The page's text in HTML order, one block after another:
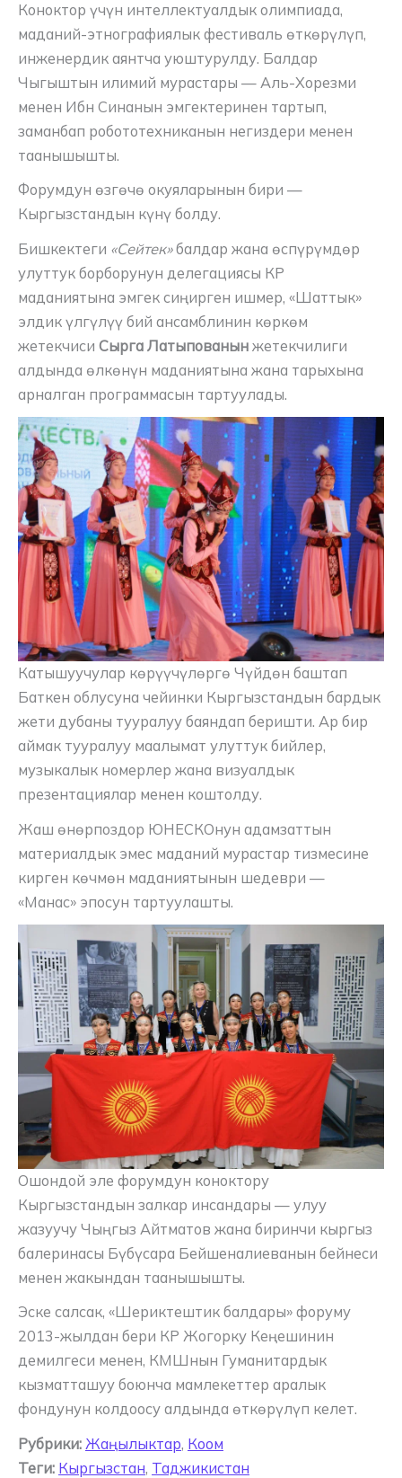
Коноктор үчүн интеллектуалдык олимпиада,
маданий-этнографиялык фестиваль өткөрүлүп,
инженердик аянтча уюштурулду. Балдар
Чыгыштын илимий мурастары — Аль-Хорезми
менен Ибн Синанын эмгектеринен тартып,
заманбап робототехниканын негиздери менен
таанышышты.
Форумдун өзгөчө окуяларынын бири —
Кыргызстандын күнү болду.
Бишкектеги «Сейтек»балдар жана өспүрүмдөр
улуттук борборунун делегациясы КР
маданиятына эмгек сиңирген ишмер, «Шаттык»
элдик үлгүлүү бий ансамблинин көркөм
жетекчиси Сырга Латыпованын жетекчилиги
алдында өлкөнүн маданиятына жана тарыхына
арналган программасын тартуулады.
Катышуучулар көрүүчүлөргө Чүйдөн баштап
Баткен облусуна чейинки Кыргызстандын бардык
жети дубаны тууралуу баяндап беришти. Ар бир
аймак тууралуу маалымат улуттук бийлер,
музыкалык номерлер жана визуалдык
презентациялар менен коштолду.
Жаш өнөрпоздор ЮНЕСКОнун адамзаттын
материалдык эмес маданий мурастар тизмесине
кирген көчмөн маданиятынын шедеври —
«Манас» эпосун тартуулашты.
Ошондой эле форумдун коноктору
Кыргызстандын залкар инсандары — улуу
жазуучу Чыңгыз Айтматов жана биринчи кыргыз
балеринасы Бүбүсара Бейшеналиеванын бейнеси
менен жакындан таанышышты.
Эске салсак, «Шериктештик балдары» форуму
2013-жылдан бери КР Жогорку Кеңешинин
демилгеси менен, КМШнын Гуманитардык
кызматташуу боюнча мамлекеттер аралык
фондунун колдоосу алдында өткөрүлүп келет.
Рубрики: Жаңылыктар, Коом
Теги: Кыргызстан, Таджикистан